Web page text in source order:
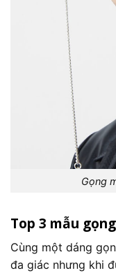
Gọng
Top 3 mẫu
Cùng một dáng
đa giác nhưng khi